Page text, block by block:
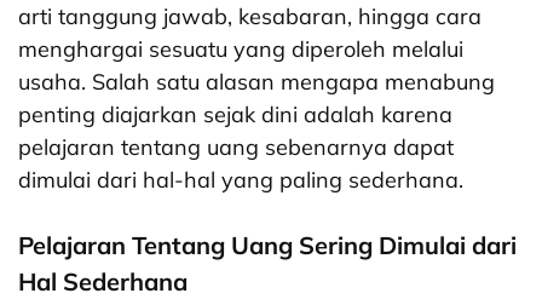
arti tanggung jawab, kesabaran, hingga cara
menghargai sesuatu yang diperoleh melalui
usaha. Salah satu alasan mengapa menabung
penting diajarkan sejak dini adalah karena
pelajaran tentang uang sebenarnya dapat
dimulai dari hal-hal yang paling sederhana.
Pelajaran Tentang Uang Sering Dimulai dari
Hal Sederhana